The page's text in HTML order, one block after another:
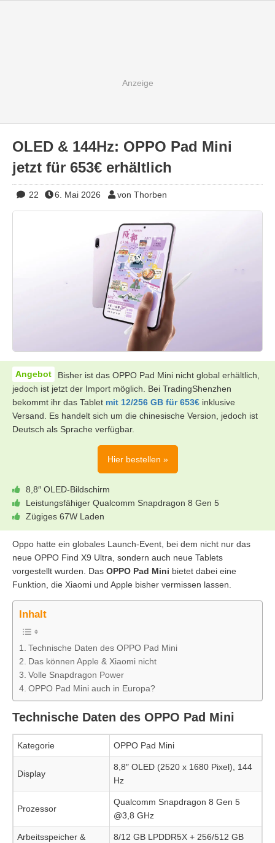
OLED & 144Hz: OPPO Pad Mini
jetzt für 653€ erhältlich
22 6. Mai 2026 von Thorben
Bisher ist das OPPO Pad Mini nicht global erhältlich,
jedoch ist jetzt der Import möglich. Bei TradingShenzhen
bekommt ihr das Tablet mit 12/256 GB für 653€ inklusive
Versand. Es handelt sich um die chinesische Version, jedoch ist
Deutsch als Sprache verfügbar.
Hier bestellen »
8,8″ OLED-Bildschirm
Leistungsfähiger Qualcomm Snapdragon 8 Gen 5
Zügiges 67W Laden
Oppo hatte ein globales Launch-Event, bei dem nicht nur das
neue OPPO Find X9 Ultra, sondern auch neue Tablets
vorgestellt wurden. Das OPPO Pad Mini bietet dabei eine
Funktion, die Xiaomi und Apple bisher vermissen lassen.
Inhalt
Technische Daten des OPPO Pad Mini
Das können Apple & Xiaomi nicht
Volle Snapdragon Power
OPPO Pad Mini auch in Europa?
Technische Daten des OPPO Pad Mini
Kategorie OPPO Pad Mini
Display
8,8″ OLED (2520 x 1680 Pixel), 144
Hz
Prozessor
Qualcomm Snapdragon 8 Gen 5
@3,8 GHz
Arbeitsspeicher &
8/12 GB LPDDR5X + 256/512 GB